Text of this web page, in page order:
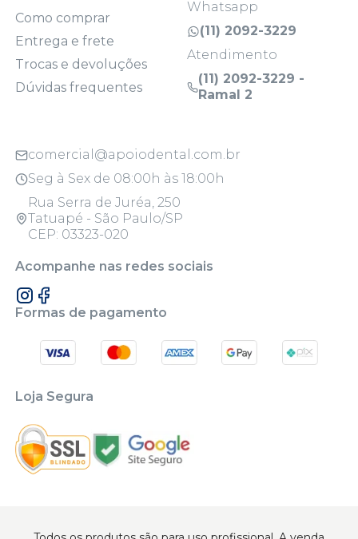
Como comprar
Entrega e frete
Trocas e devoluções
Dúvidas frequentes
Whatsapp
(11) 2092-3229
Atendimento
(11) 2092-3229 -
Ramal 2
comercial@apoiodental.com.br
Seg à Sex de 08:00h às 18:00h
Rua Serra de Juréa, 250
Tatuapé - São Paulo/SP
CEP: 03323-020
Acompanhe nas redes sociais
Formas de pagamento
Loja Segura